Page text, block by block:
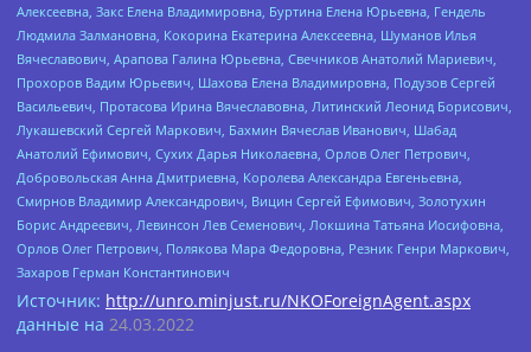
Алексеевна, Закс Елена Владимировна, Буртина Елена Юрьевна, Гендель
Людмила Залмановна, Кокорина Екатерина Алексеевна, Шуманов Илья
Вячеславович, Арапова Галина Юрьевна, Свечников Анатолий Мариевич,
Прохоров Вадим Юрьевич, Шахова Елена Владимировна, Подузов Сергей
Васильевич, Протасова Ирина Вячеславовна, Литинский Леонид Борисович,
Лукашевский Сергей Маркович, Бахмин Вячеслав Иванович, Шабад
Анатолий Ефимович, Сухих Дарья Николаевна, Орлов Олег Петрович,
Добровольская Анна Дмитриевна, Королева Александра Евгеньевна,
Смирнов Владимир Александрович, Вицин Сергей Ефимович, Золотухин
Борис Андреевич, Левинсон Лев Семенович, Локшина Татьяна Иосифовна,
Орлов Олег Петрович, Полякова Мара Федоровна, Резник Генри Маркович,
Захаров Герман Константинович
Источник: http://unro.minjust.ru/NKOForeignAgent.aspx
данные на 24.03.2022